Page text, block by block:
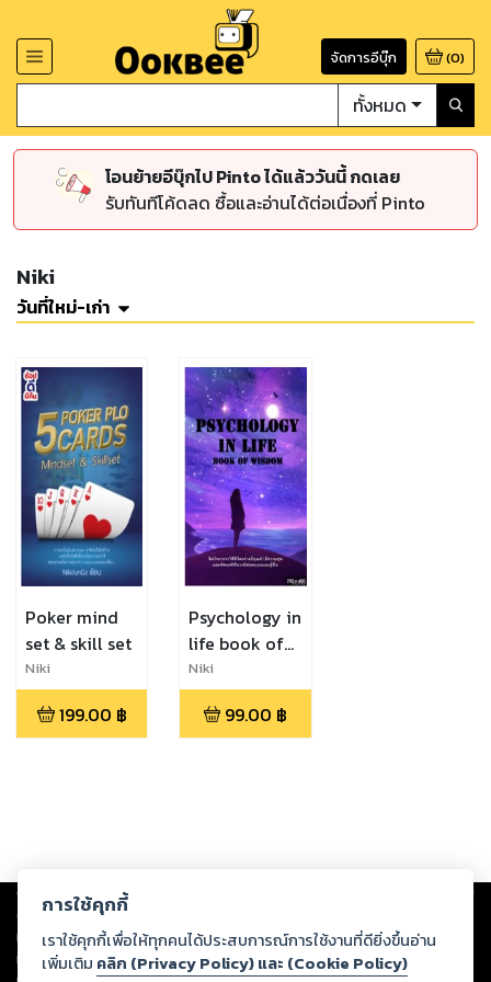
จัดการอีบุ๊ก (0)
ทั้งหมด
โอนย้ายอีบุ๊กไป Pinto ได้แล้ววันนี้ กดเลย
รับทันทีโค้ดลด ซื้อและอ่านได้ต่อเนื่องที่ Pinto
Niki
วันที่ใหม่-เก่า
Poker mind
set & skill set
Niki
199.00 ฿
Psychology in
life book of
Wisdom
Niki
99.00 ฿
Copyright © 2026
ต่อผลงานหรือเนื้อหาใดที่อัปโหลดผ่านเว็บไซต์และปรากฏว่าละเมิดสิทธิใน
ทรัพย์สินทางปัญญาของบุคคลอื่นหรือขัดต่อกฎหมายและศีลธรรม ดังนั้น ผู้อ่าน
ทุกท่านโปรดใช้วิจารณญาณในการกลั่นกรองด้วยตนเอง และหากท่านพบว่าส่วน
การใช้คุกกี้
เราใช้คุกกี้เพื่อให้ทุกคนได้ประสบการณ์การใช้งานที่ดียิ่งขึ้นอ่าน
เพิ่มเติม คลิก (Privacy Policy) และ (Cookie Policy)